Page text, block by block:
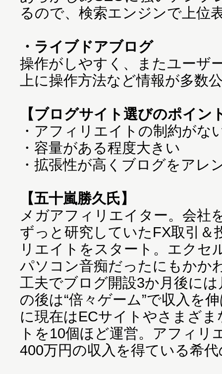
るので、検索エンジンで上位
・ライブドアブログ
操作がしやすく、またユーザ
上に操作方法など情報が多数
【ブログサイト選びのポイン
・アフィリエイトの制約がな
・容量がある程度大きい
・拡張性が高くブログをアレ
【五十嵐勝久氏】
メガアフィリエイター。会社
ずっと研究していたFX取引＆
リエイトをスタート。エクセ
パソコン音痴だったにもかか
工夫でブログ開設3か月後に
の後は“倍々ゲーム”で収入を
に現在はECサイトやさまざ
トを10個ほど運営。アフィリ
400万円の収入を得ている希